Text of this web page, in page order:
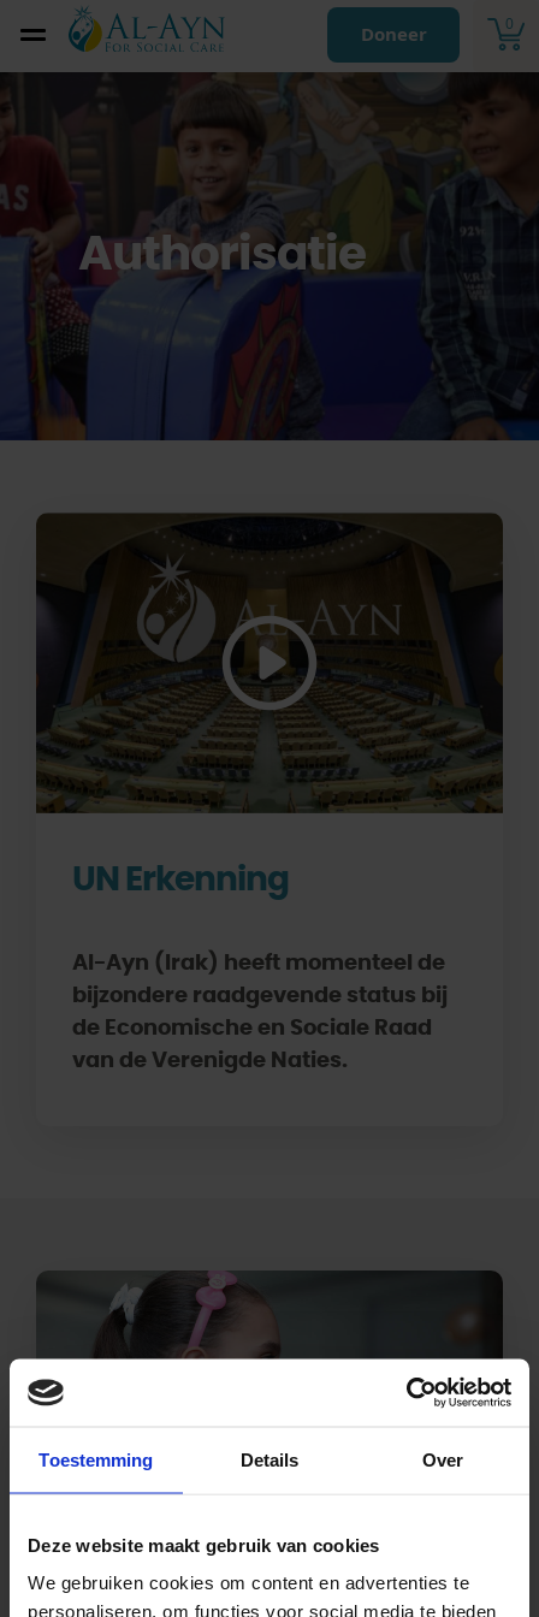
Toestemming Details Over
Deze website maakt gebruik van cookies
We gebruiken cookies om content en advertenties te
personaliseren, om functies voor social media te bieden
0
Doneer
Authorisatie
UN Erkenning
Al-Ayn (Irak) heeft momenteel de
bijzondere raadgevende status bij
de Economische en Sociale Raad
van de Verenigde Naties.